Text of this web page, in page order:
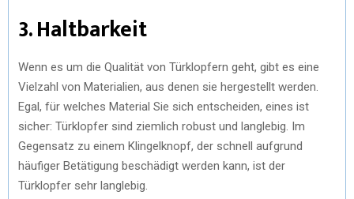
3. Haltbarkeit
Wenn es um die Qualität von Türklopfern geht, gibt es eine
Vielzahl von Materialien, aus denen sie hergestellt werden.
Egal, für welches Material Sie sich entscheiden, eines ist
sicher: Türklopfer sind ziemlich robust und langlebig. Im
Gegensatz zu einem Klingelknopf, der schnell aufgrund
häufiger Betätigung beschädigt werden kann, ist der
Türklopfer sehr langlebig.